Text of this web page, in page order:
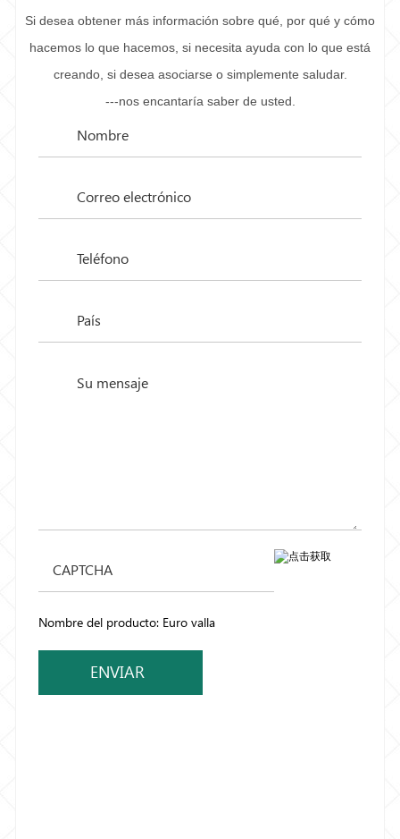
Si desea obtener más información sobre qué, por qué y cómo
hacemos lo que hacemos, si necesita ayuda con lo que está
creando, si desea asociarse o simplemente saludar.
---nos encantaría saber de usted.
Nombre del producto: Euro valla